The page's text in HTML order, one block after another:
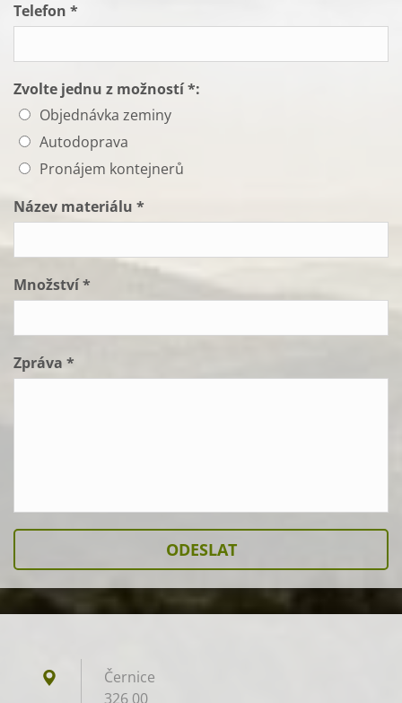
Telefon *
Zvolte jednu z možností *:
Objednávka zeminy
Autodoprava
Pronájem kontejnerů
Název materiálu *
Množství *
Zpráva *
Černice
326 00